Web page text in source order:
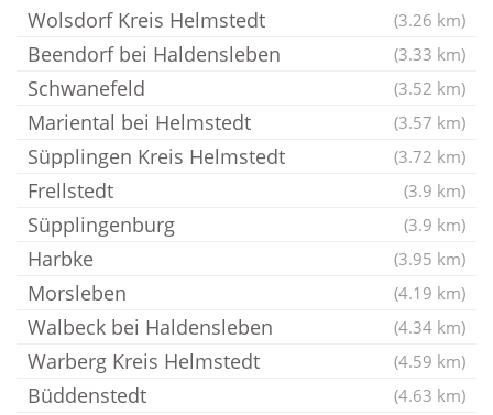
Wolsdorf Kreis Helmstedt (3.26 km)
Beendorf bei Haldensleben (3.33 km)
Schwanefeld (3.52 km)
Mariental bei Helmstedt (3.57 km)
Süpplingen Kreis Helmstedt (3.72 km)
Frellstedt (3.9 km)
Süpplingenburg (3.9 km)
Harbke (3.95 km)
Morsleben (4.19 km)
Walbeck bei Haldensleben (4.34 km)
Warberg Kreis Helmstedt (4.59 km)
Büddenstedt (4.63 km)